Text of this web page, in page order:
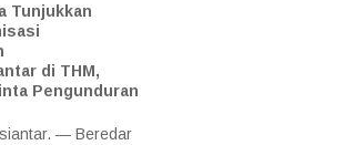
Tunjukkan
di THM,
Pengunduran
— Beredar